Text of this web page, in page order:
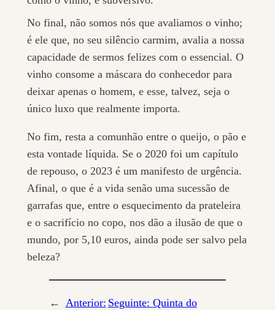
No final, não somos nós que avaliamos o vinho;
é ele que, no seu silêncio carmim, avalia a nossa
capacidade de sermos felizes com o essencial. O
vinho consome a máscara do conhecedor para
deixar apenas o homem, e esse, talvez, seja o
único luxo que realmente importa.
No fim, resta a comunhão entre o queijo, o pão e
esta vontade líquida. Se o 2020 foi um capítulo
de repouso, o 2023 é um manifesto de urgência.
Afinal, o que é a vida senão uma sucessão de
garrafas que, entre o esquecimento da prateleira
e o sacrifício no copo, nos dão a ilusão de que o
mundo, por 5,10 euros, ainda pode ser salvo pela
beleza?
← Anterior: Seguinte: Quinta do